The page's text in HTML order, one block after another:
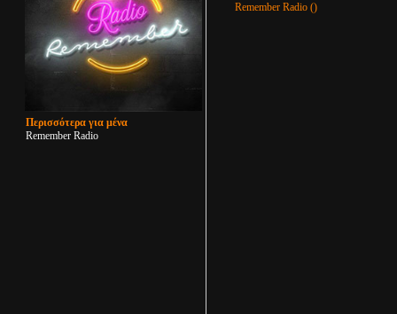
Περισσότερα για μένα
Remember Radio
Remember Radio ()